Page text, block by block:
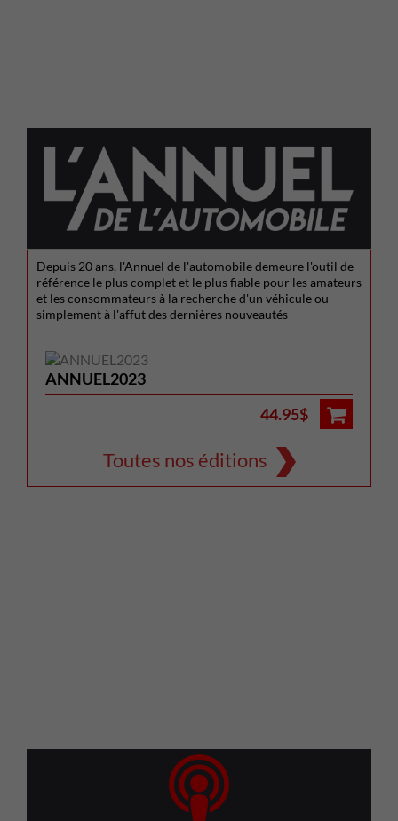
Depuis 20 ans, l'Annuel de l'automobile demeure l'outil de
référence le plus complet et le plus fiable pour les amateurs
et les consommateurs à la recherche d'un véhicule ou
simplement à l'affut des dernières nouveautés
ANNUEL2023
44.95$
Toutes nos éditions